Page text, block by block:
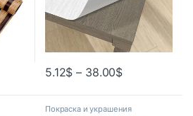
5.12$ – 38.00$
Покраска и украшения